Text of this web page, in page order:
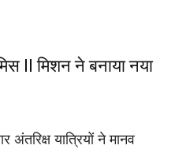
II मिशन ने बनाया नया
यात्रियों ने मानव